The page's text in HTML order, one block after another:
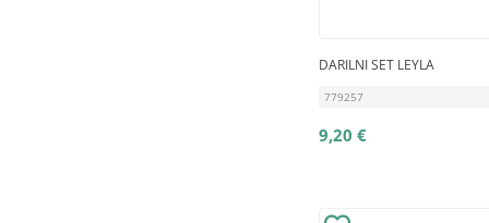
DARILNI SET LEYLA
779257
9,20 €